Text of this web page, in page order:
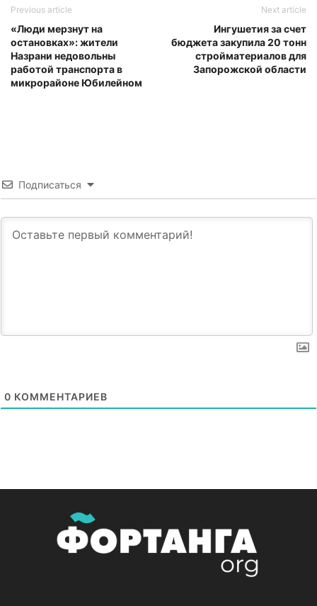
Previous article
«Люди мерзнут на
остановках»: жители
Назрани недовольны
работой транспорта в
микрорайоне Юбилейном
Next article
Ингушетия за счет
бюджета закупила 20 тонн
стройматериалов для
Запорожской области
Подписаться
0 КОММЕНТАРИЕВ